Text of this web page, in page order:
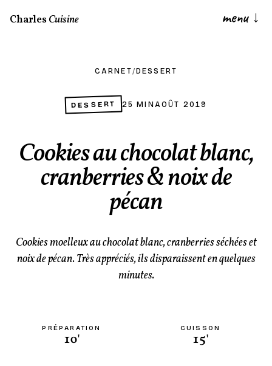
CharlesCuisine menu ↓
CARNET/ DESSERT
DESSERT 25 MIN AOÛT 2019
Cookies au chocolat blanc,
cranberries & noix de
pécan
Cookies moelleux au chocolat blanc, cranberries séchées et
noix de pécan. Très appréciés, ils disparaissent en quelques
minutes.
PRÉPARATION
10'
CUISSON
15'